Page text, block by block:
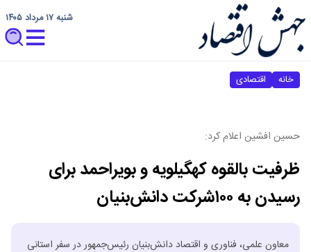
شنبه ۱۷ مرداد ۱۴۰۵
خانه اقتصادی
حسین افشین اعلام کرد:
ظرفیت بالقوه کهگیلویه و بویراحمد برای
رسیدن به ۱۰۰شرکت دانش‌بنیان
معاون علمی، فناوری و اقتصاد دانش‌بنیان رئیس‌جمهور در سفر استانی